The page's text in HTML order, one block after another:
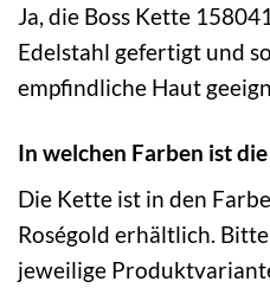
Ja, die Boss Kette
Edelstahl gefertigt und
empfindliche Haut
In welchen Farben ist
Die Kette ist in den
Roségold erhältlich.
jeweilige